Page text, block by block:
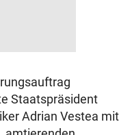
Staatspräsident
Adrian Vestea mit